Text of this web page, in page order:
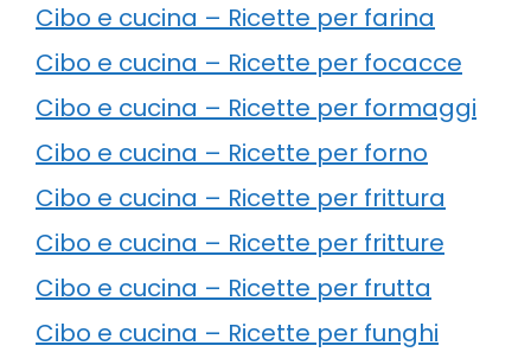
Cibo e cucina – Ricette per farina
Cibo e cucina – Ricette per focacce
Cibo e cucina – Ricette per formaggi
Cibo e cucina – Ricette per forno
Cibo e cucina – Ricette per frittura
Cibo e cucina – Ricette per fritture
Cibo e cucina – Ricette per frutta
Cibo e cucina – Ricette per funghi